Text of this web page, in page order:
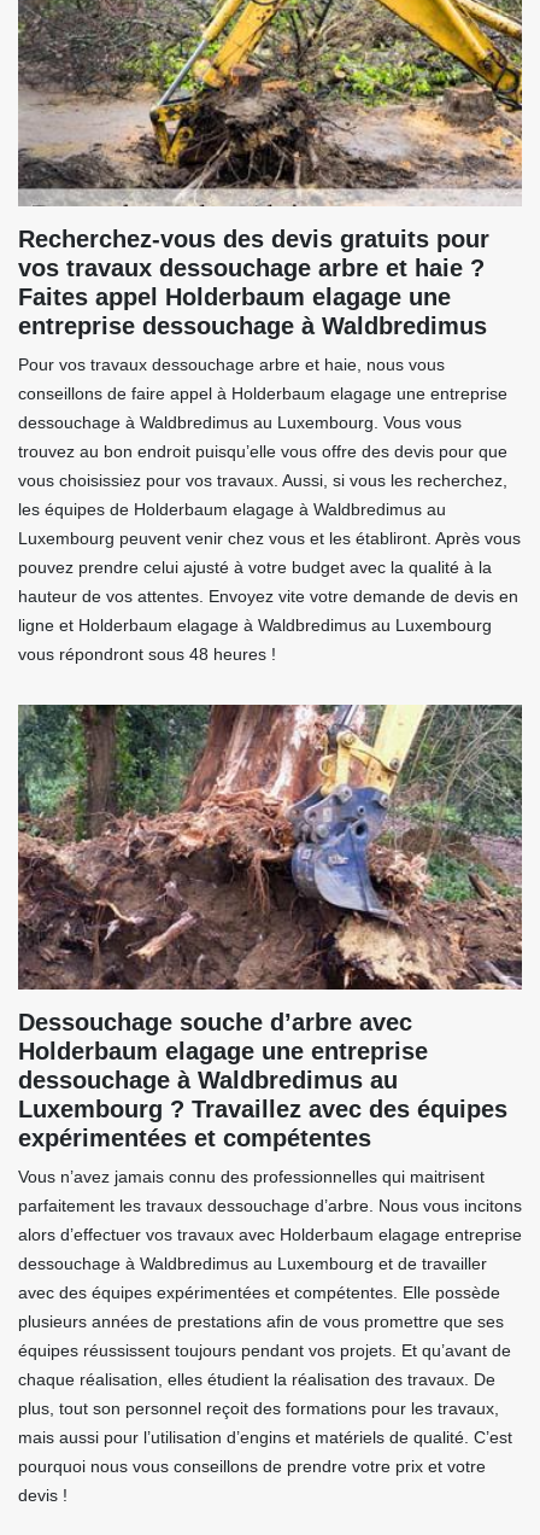
Recherchez-vous des devis gratuits pour
vos travaux dessouchage arbre et haie ?
Faites appel Holderbaum elagage une
entreprise dessouchage à Waldbredimus
Pour vos travaux dessouchage arbre et haie, nous vous
conseillons de faire appel à Holderbaum elagage une entreprise
dessouchage à Waldbredimus au Luxembourg. Vous vous
trouvez au bon endroit puisqu’elle vous offre des devis pour que
vous choisissiez pour vos travaux. Aussi, si vous les recherchez,
les équipes de Holderbaum elagage à Waldbredimus au
Luxembourg peuvent venir chez vous et les établiront. Après vous
pouvez prendre celui ajusté à votre budget avec la qualité à la
hauteur de vos attentes. Envoyez vite votre demande de devis en
ligne et Holderbaum elagage à Waldbredimus au Luxembourg
vous répondront sous 48 heures !
Dessouchage souche d’arbre avec
Holderbaum elagage une entreprise
dessouchage à Waldbredimus au
Luxembourg ? Travaillez avec des équipes
expérimentées et compétentes
Vous n’avez jamais connu des professionnelles qui maitrisent
parfaitement les travaux dessouchage d’arbre. Nous vous incitons
alors d’effectuer vos travaux avec Holderbaum elagage entreprise
dessouchage à Waldbredimus au Luxembourg et de travailler
avec des équipes expérimentées et compétentes. Elle possède
plusieurs années de prestations afin de vous promettre que ses
équipes réussissent toujours pendant vos projets. Et qu’avant de
chaque réalisation, elles étudient la réalisation des travaux. De
plus, tout son personnel reçoit des formations pour les travaux,
mais aussi pour l’utilisation d’engins et matériels de qualité. C’est
pourquoi nous vous conseillons de prendre votre prix et votre
devis !